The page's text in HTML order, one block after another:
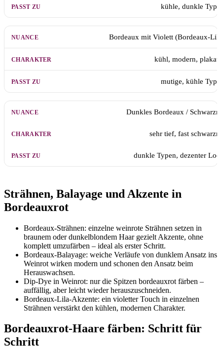
kühle, dunkle
Bordeaux mit Violett (Bordeaux-
kühl, modern,
mutige, kühle
Dunkles Bordeaux /
sehr tief, fast
dunkle Typen, dezenter
Strähnen, Balayage und Akzente in
Bordeauxrot
Bordeaux-Strähnen: einzelne weinrote Strähnen setzen in
braunem oder dunkelblondem Haar gezielt Akzente, ohne
komplett umzufärben – ideal als erster Schritt.
Bordeaux-Balayage: weiche Verläufe von dunklem Ansatz ins
Weinrot wirken modern und schonen den Ansatz beim
Herauswachsen.
Dip-Dye in Weinrot: nur die Spitzen bordeauxrot färben –
auffällig, aber leicht wieder herauszuschneiden.
Bordeaux-Lila-Akzente: ein violetter Touch in einzelnen
Strähnen verstärkt den kühlen, modernen Charakter.
Bordeauxrot-Haare färben: Schritt für
Schritt